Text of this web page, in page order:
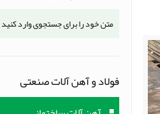
فولاد و آهن آلات صنعتی